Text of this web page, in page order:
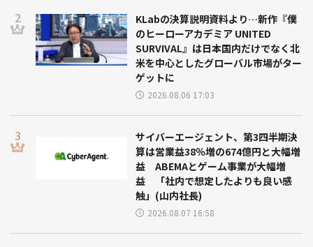
KLabの決算説明資料より…新作『僕
のヒーローアカデミア UNITED
SURVIVAL』は日本国内だけでなく北
米を中心としたグローバル市場がター
ゲットに
2026.08.06 17:03
サイバーエージェント、第3四半期決
算は営業益38％増の674億円と大幅増
益 ABEMAとゲーム事業が大幅増
益 「社内で想定したよりも良い感
触」(山内社長)
2026.08.07 16:58